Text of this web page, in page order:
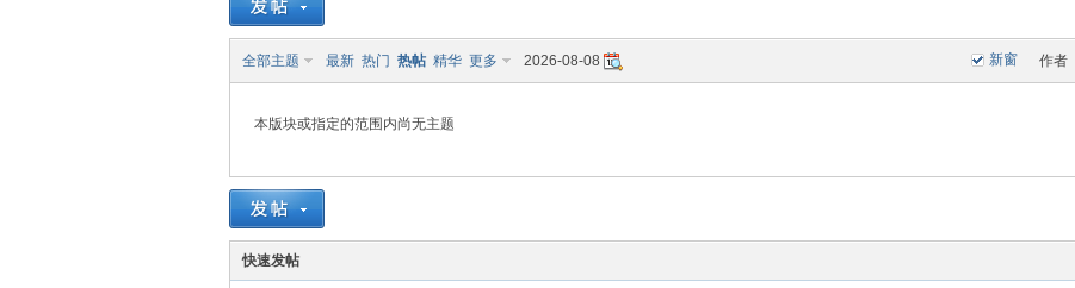
新窗
全部主题 最新 热门 热帖 精华 更多 2026-08-08 作者
本版块或指定的范围内尚无主题
快速发帖